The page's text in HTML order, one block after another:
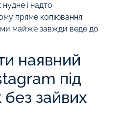
і надто
пряме копіювання
майже завжди веде до
наявний
під
без зайвих